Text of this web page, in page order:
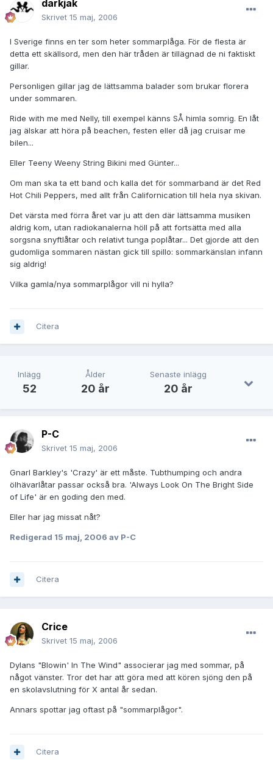
darkjak
Skrivet 15 maj, 2006
I Sverige finns en ter som heter sommarplåga. För de flesta är
detta ett skällsord, men den här tråden är tillägnad de ni faktiskt
gillar.
Personligen gillar jag de lättsamma balader som brukar florera
under sommaren.
Ride with me med Nelly, till exempel känns SÅ himla somrig. En låt
jag älskar att höra på beachen, festen eller då jag cruisar me
bilen...
Eller Teeny Weeny String Bikini med Günter...
Om man ska ta ett band och kalla det för sommarband är det Red
Hot Chili Peppers, med allt från Californication till hela nya skivan.
Det värsta med förra året var ju att den där lättsamma musiken
aldrig kom, utan radiokanalerna höll på att fortsätta med alla
sorgsna snyftlåtar och relativt tunga poplåtar... Det gjorde att den
gudomliga sommaren nästan gick till spillo: sommarkänslan infann
sig aldrig!
Vilka gamla/nya sommarplågor vill ni hylla?
Citera
Inlägg
52
Ålder
20 år
Senaste inlägg
20 år
P-C
Skrivet 15 maj, 2006
Gnarl Barkley's 'Crazy' är ett måste. Tubthumping och andra
ölhävarlåtar passar också bra. 'Always Look On The Bright Side
of Life' är en goding den med.
Eller har jag missat nåt?
Redigerad 15 maj, 2006 av P-C
Citera
Crice
Skrivet 15 maj, 2006
Dylans "Blowin' In The Wind" associerar jag med sommar, på
något vänster. Tror det har att göra med att kören sjöng den på
en skolavslutning för X antal år sedan.
Annars spottar jag oftast på "sommarplågor".
Citera